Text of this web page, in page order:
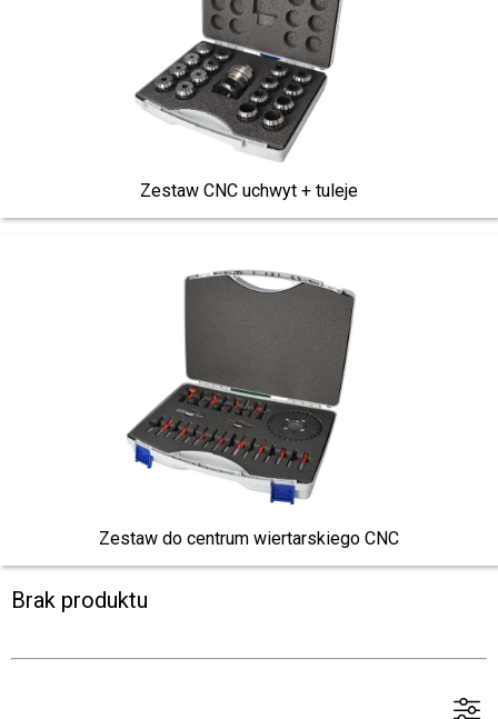
Zestaw CNC uchwyt + tuleje
Zestaw do centrum wiertarskiego CNC
Brak produktu